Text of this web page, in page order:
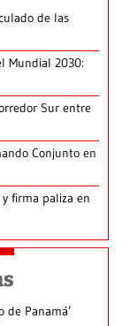
de las
Mundial 2030:
Sur entre
Conjunto en
firma paliza en
de Panamá’